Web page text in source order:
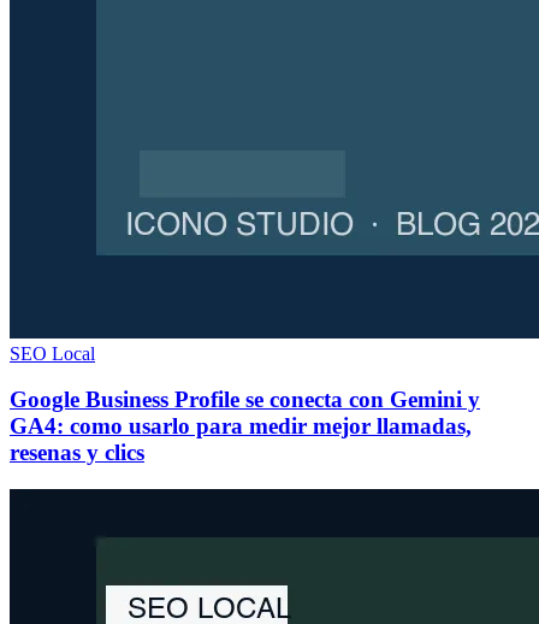
SEO Local
Google Business Profile se conecta con Gemini y
GA4: como usarlo para medir mejor llamadas,
resenas y clics